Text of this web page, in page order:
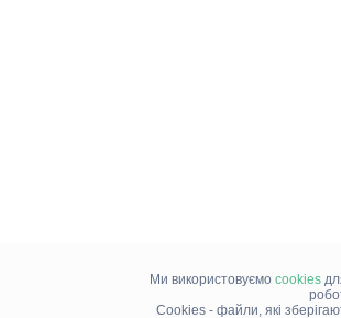
Ми використовуємо cookies
Cookies - файли, які